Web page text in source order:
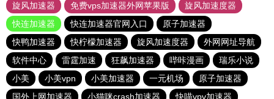
旋风加速器
免费vps加速器外网苹果版
旋风加速度器
快连加速器
快连加速器官网入口
原子加速器
快鸭加速器
快柠檬加速器 旋风加速度器
外网网址导航
软件中心
雷霆加速 狂飙加速器 哔咔漫画
瑞乐小说
小美
小美vpn 小美加速器 一元机场
原子加速器
国外上网加速器
小猫咪crash加速器
快喵vpv加速器